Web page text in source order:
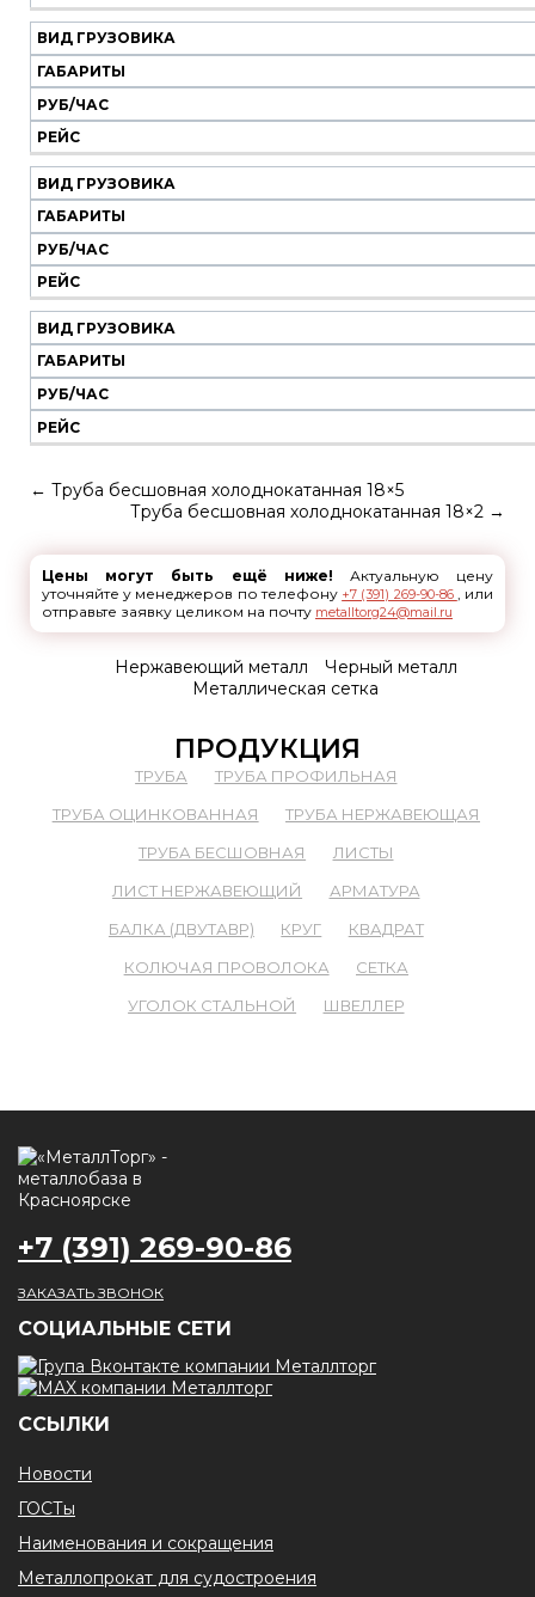
ВИД ГРУЗОВИКА
ГАБАРИТЫ
РУБ/ЧАС
РЕЙС
ВИД ГРУЗОВИКА
ГАБАРИТЫ
РУБ/ЧАС
РЕЙС
ВИД ГРУЗОВИКА
ГАБАРИТЫ
РУБ/ЧАС
РЕЙС
← Труба бесшовная холоднокатанная 18×5
Труба бесшовная холоднокатанная 18×2 →
Цены могут быть ещё ниже! Актуальную цену
уточняйте у менеджеров по телефону +7 (391) 269-90-86 , или
отправьте заявку целиком на почту metalltorg24@mail.ru
Нержавеющий металл
Черный металл
Металлическая сетка
ПРОДУКЦИЯ
ТРУБА
ТРУБА ПРОФИЛЬНАЯ
ТРУБА ОЦИНКОВАННАЯ
ТРУБА НЕРЖАВЕЮЩАЯ
ТРУБА БЕСШОВНАЯ
ЛИСТЫ
ЛИСТ НЕРЖАВЕЮЩИЙ
АРМАТУРА
БАЛКА (ДВУТАВР)
КРУГ
КВАДРАТ
КОЛЮЧАЯ ПРОВОЛОКА
СЕТКА
УГОЛОК СТАЛЬНОЙ
ШВЕЛЛЕР
+7 (391) 269-90-86
ЗАКАЗАТЬ ЗВОНОК
CОЦИАЛЬНЫЕ СЕТИ
ССЫЛКИ
Новости
ГОСТы
Наименования и сокращения
Металлопрокат для судостроения